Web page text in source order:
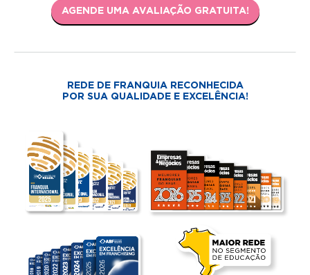
AGENDE UMA AVALIAÇÃO GRATUITA!
REDE DE FRANQUIA RECONHECIDA
POR SUA QUALIDADE E EXCELÊNCIA!